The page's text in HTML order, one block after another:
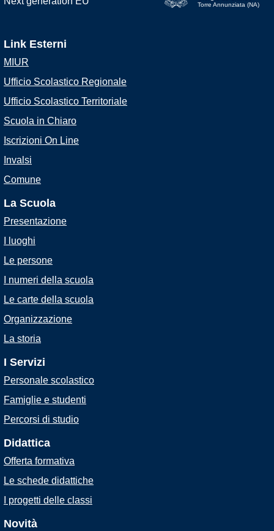
Torre Annunziata (NA)
Link Esterni
MIUR
Ufficio Scolastico Regionale
Ufficio Scolastico Territoriale
Scuola in Chiaro
Iscrizioni On Line
Invalsi
Comune
La Scuola
Presentazione
I luoghi
Le persone
I numeri della scuola
Le carte della scuola
Organizzazione
La storia
I Servizi
Personale scolastico
Famiglie e studenti
Percorsi di studio
Didattica
Offerta formativa
Le schede didattiche
I progetti delle classi
Novità